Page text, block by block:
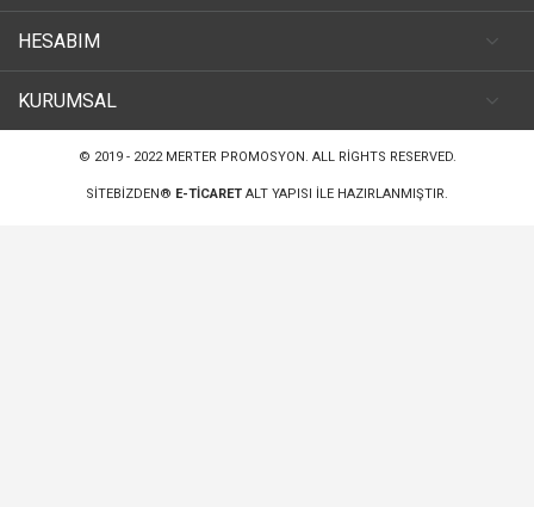
HESABIM
KURUMSAL
© 2019 - 2022 MERTER PROMOSYON. ALL RIGHTS RESERVED.
SITEBIZDEN® E-TICARET ALT YAPISI ILE HAZIRLANMIŞTIR.